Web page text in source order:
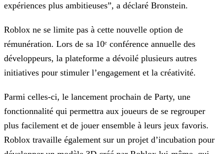
expériences plus ambitieuses”, a déclaré Bronstein.
Roblox ne se limite pas à cette nouvelle option de
rémunération. Lors de sa 10ᵉ conférence annuelle des
développeurs, la plateforme a dévoilé plusieurs autres
initiatives pour stimuler l’engagement et la créativité.
Parmi celles-ci, le lancement prochain de Party, une
fonctionnalité qui permettra aux joueurs de se regrouper
plus facilement et de jouer ensemble à leurs jeux favoris.
Roblox travaille également sur un projet d’incubation pour